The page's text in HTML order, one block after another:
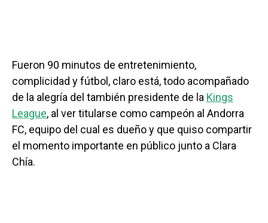
Fueron 90 minutos de entretenimiento,
complicidad y fútbol, claro está, todo acompañado
de la alegría del también presidente de la Kings
League, al ver titularse como campeón al Andorra
FC, equipo del cual es dueño y que quiso compartir
el momento importante en público junto a Clara
Chía.